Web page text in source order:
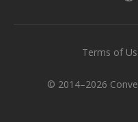
Terms of